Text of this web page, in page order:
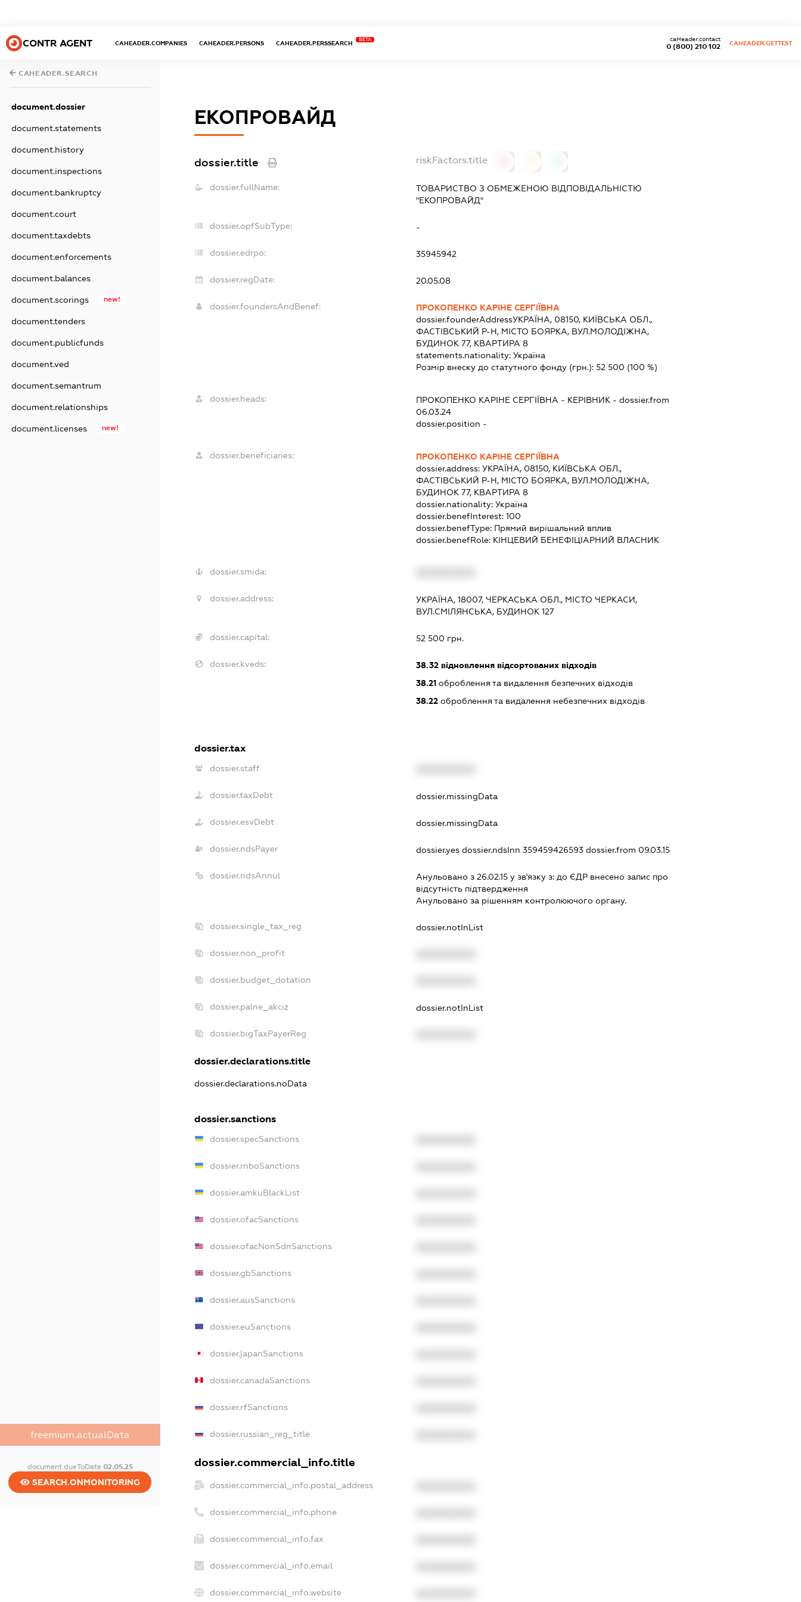
CONTR AGENT CAHEADER.COMPANIES CAHEADER.PERSONS CAHEADER.PERSSEARCH
BETA
0 (800) 210 102
caHeader.contact
CAHEADER.GETTEST
CAHEADER.SEARCH
document.dossier
document.statements
document.history
document.inspections
document.bankruptcy
document.court
document.taxdebts
document.enforcements
document.balances
document.scorings new!
document.tenders
document.publicfunds
document.ved
document.semantrum
document.relationships
document.licenses new!
freemium.actualData
document.dueToDate 02.05.25
SEARCH.ONMONITORING
ЕКОПРОВАЙД
dossier.title riskFactors.title
dossier.fullName:
ТОВАРИСТВО З ОБМЕЖЕНОЮ ВІДПОВІДАЛЬНІСТЮ
"ЕКОПРОВАЙД"
dossier.opfSubType: -
dossier.edrpo: 35945942
dossier.regDate: 20.05.08
dossier.foundersAndBenef:
ПРОКОПЕНКО КАРІНЕ СЕРГІЇВНА
dossier.founderAddressУКРАЇНА, 08150, КИЇВСЬКА ОБЛ.,
ФАСТІВСЬКИЙ Р-Н, МІСТО БОЯРКА, ВУЛ.МОЛОДІЖНА,
БУДИНОК 77, КВАРТИРА 8
statements.nationality: Україна
Розмір внеску до статутного фонду (грн.): 52 500 (100 %)
dossier.heads: ПРОКОПЕНКО КАРІНЕ СЕРГІЇВНА - КЕРІВНИК - dossier.from
06.03.24
dossier.position -
dossier.beneficiaries:
ПРОКОПЕНКО КАРІНЕ СЕРГІЇВНА
dossier.address: УКРАЇНА, 08150, КИЇВСЬКА ОБЛ.,
ФАСТІВСЬКИЙ Р-Н, МІСТО БОЯРКА, ВУЛ.МОЛОДІЖНА,
БУДИНОК 77, КВАРТИРА 8
dossier.nationality: Україна
dossier.benefInterest: 100
dossier.benefType: Прямий вирішальний вплив
dossier.benefRole: КІНЦЕВИЙ БЕНЕФІЦІАРНИЙ ВЛАСНИК
dossier.smida:
dossier.address:
УКРАЇНА, 18007, ЧЕРКАСЬКА ОБЛ., МІСТО ЧЕРКАСИ,
ВУЛ.СМІЛЯНСЬКА, БУДИНОК 127
dossier.capital: 52 500 грн.
dossier.kveds: 38.32відновлення відсортованих відходів
38.21оброблення та видалення безпечних відходів
38.22оброблення та видалення небезпечних відходів
dossier.tax
dossier.staff
dossier.taxDebt dossier.missingData
dossier.esvDebt dossier.missingData
dossier.ndsPayer dossier.yes dossier.ndsInn 359459426593 dossier.from 09.03.15
dossier.ndsAnnul Анульовано з 26.02.15 у зв'язку з: до ЄДР внесено запис про
вiдсутнiсть пiдтвердження
Анульовано за рiшенням контролюючого органу.
dossier.single_tax_reg dossier.notInList
dossier.non_profit
dossier.budget_dotation
dossier.palne_akciz dossier.notInList
dossier.bigTaxPayerReg
dossier.declarations.title
dossier.declarations.noData
dossier.sanctions
dossier.specSanctions
dossier.rnboSanctions
dossier.amkuBlackList
dossier.ofacSanctions
dossier.ofacNonSdnSanctions
dossier.gbSanctions
dossier.ausSanctions
dossier.euSanctions
dossier.japanSanctions
dossier.canadaSanctions
dossier.rfSanctions
dossier.russian_reg_title
dossier.commercial_info.title
dossier.commercial_info.postal_address
dossier.commercial_info.phone
dossier.commercial_info.fax
dossier.commercial_info.email
dossier.commercial_info.website